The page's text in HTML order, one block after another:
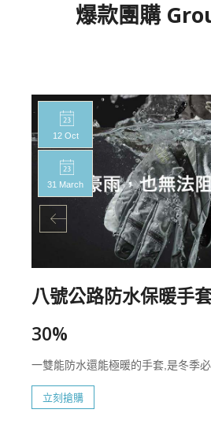
爆款團購
12 Oct
31 March
八號公路防水保暖手
30%
一雙能防水還能極暖的手套,是冬季
立刻搶購